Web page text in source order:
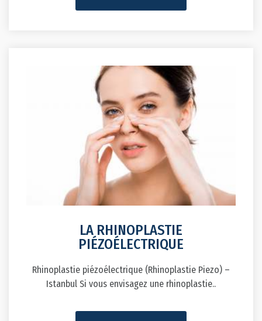
LA RHINOPLASTIE
PIÉZOÉLECTRIQUE
Rhinoplastie piézoélectrique (Rhinoplastie Piezo) –
Istanbul Si vous envisagez une rhinoplastie..